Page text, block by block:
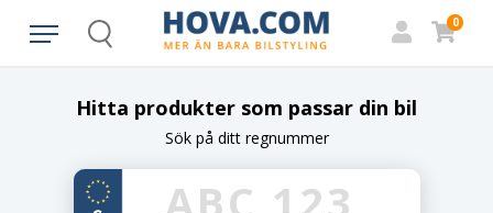
Search
0
Hitta produkter som passar din bil
Sök på ditt regnummer